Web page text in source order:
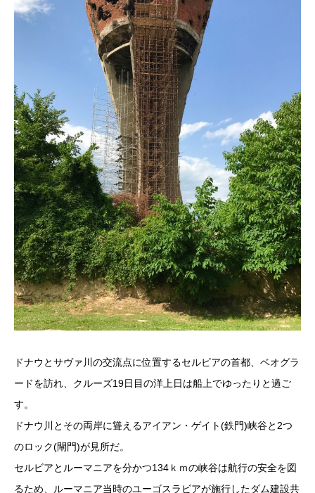
ドナウとサヴァ川の交流点に位置するセルビアの首都、ベオグラ
ードを訪れ、クルーズ19日目の洋上日は船上でゆったりと過ご
す。
ドナウ川とその両岸に聳えるアイアン・ゲイト(鉄門)峡谷と2つ
のロック(閘門)が見所だ。
セルビアとルーマニアを分かつ134ｋｍの峡谷は航行の安全を図
るため、ルーマニア当時のユーゴスラビアが施行したダム建設共